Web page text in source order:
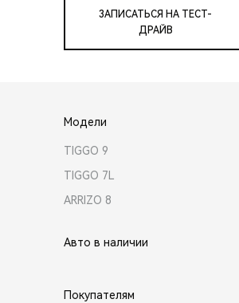
ЗАПИСАТЬСЯ НА ТЕСТ-
ДРАЙВ
Модели
TIGGO 9
TIGGO 7L
ARRIZO 8
Авто в наличии
Покупателям